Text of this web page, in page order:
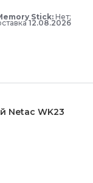
Stick: Нет;
12.08.2026
Netac WK23